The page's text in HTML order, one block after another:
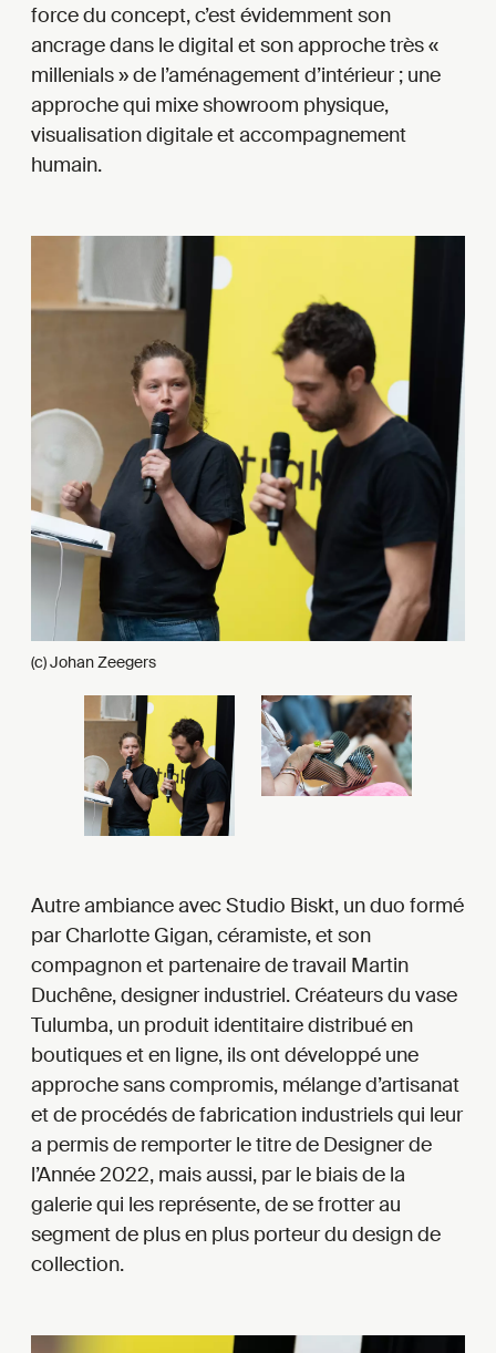
force du concept, c’est évidemment son
ancrage dans le digital et son approche très «
millenials » de l’aménagement d’intérieur ; une
approche qui mixe showroom physique,
visualisation digitale et accompagnement
humain.
(c) Johan Zeegers
Autre ambiance avec Studio Biskt, un duo formé
par Charlotte Gigan, céramiste, et son
compagnon et partenaire de travail Martin
Duchêne, designer industriel. Créateurs du vase
Tulumba, un produit identitaire distribué en
boutiques et en ligne, ils ont développé une
approche sans compromis, mélange d’artisanat
et de procédés de fabrication industriels qui leur
a permis de remporter le titre de Designer de
l’Année 2022, mais aussi, par le biais de la
galerie qui les représente, de se frotter au
segment de plus en plus porteur du design de
collection.